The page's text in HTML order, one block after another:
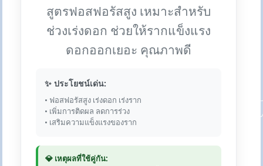
สูตรฟอสฟอรัสสูง เหมาะสำหรับ
ช่วงเร่งดอก ช่วยให้รากแข็งแรง
ดอกออกเยอะ คุณภาพดี
✨ ประโยชน์เด่น:
• ฟอสฟอรัสสูง เร่งดอก เร่งราก
• เพิ่มการติดผล ลดการร่วง
• เสริมความแข็งแรงของราก
💎 เหตุผลที่ใช้คู่กัน: